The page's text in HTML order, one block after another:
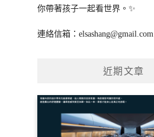
你帶著孩子一起看世界。✨
連絡信箱：elsashang@gmail.com
近期文章